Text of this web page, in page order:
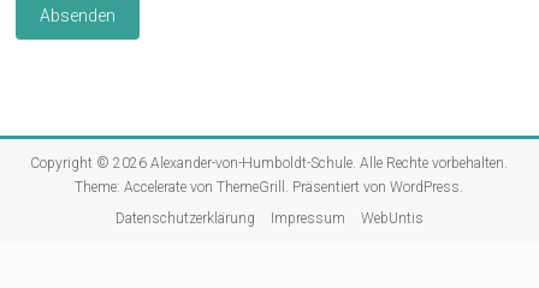
Copyright © 2026Alexander-von-Humboldt-Schule . Alle Rechte vorbehalten.
Theme:Accelerate von ThemeGrill. Präsentiert vonWordPress
Datenschutzerklärung
Impressum WebUntis